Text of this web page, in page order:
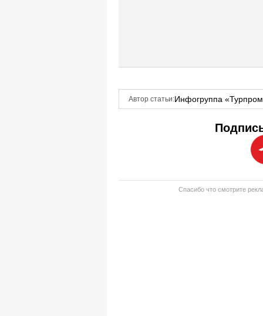
Автор статьи:Инфогруппа
Спасибо что смотрите